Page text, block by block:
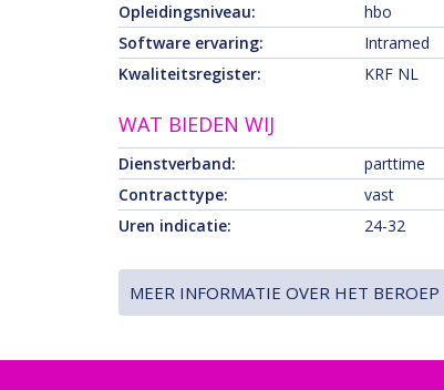
Opleidingsniveau:
hbo
Software ervaring:
Intramed
Kwaliteitsregister:
KRF NL
WAT BIEDEN WIJ
Dienstverband:
parttime
Contracttype:
vast
Uren indicatie:
24-32
MEER INFORMATIE OVER HET BEROEP